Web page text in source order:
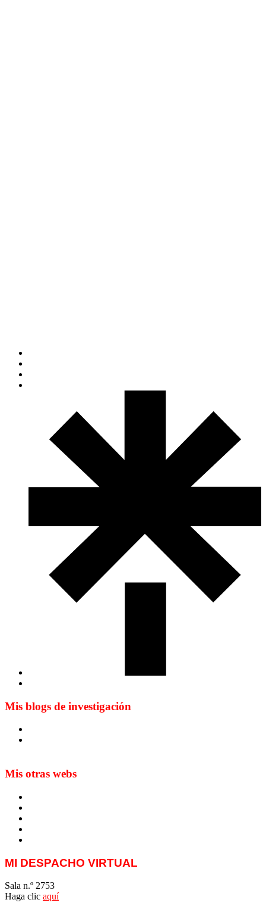
Mis blogs de investigación
Mis otras webs
MI DESPACHO VIRTUAL
Sala n.º 2753
Haga clic aquí